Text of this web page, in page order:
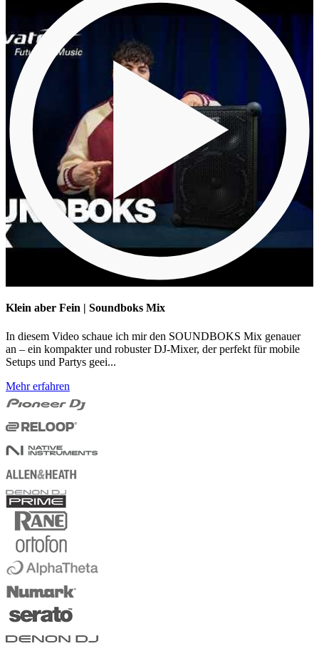
Klein aber Fein | Soundboks Mix
In diesem Video schaue ich mir den SOUNDBOKS Mix genauer
an – ein kompakter und robuster DJ-Mixer, der perfekt für mobile
Setups und Partys geei...
Mehr erfahren